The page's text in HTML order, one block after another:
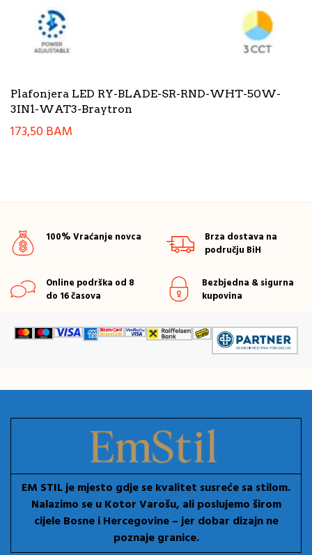
Plafonjera LED RY-BLADE-SR-RND-WHT-50W-
3IN1-WAT3-Braytron
173,50BAM
100% Vraćanje novca
Brza dostava na
području BiH
Online podrška od 8
do 16 časova
Bezbjedna & sigurna
kupovina
EM STIL je mjesto gdje se kvalitet susreće sa stilom.
Nalazimo se u Kotor Varošu, ali poslujemo širom
cijele Bosne i Hercegovine – jer dobar dizajn ne
poznaje granice.